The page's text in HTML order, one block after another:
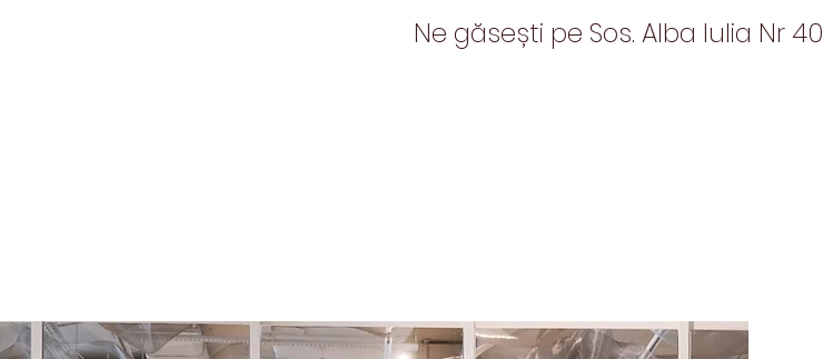
Ne găsești pe Sos. Alba Iulia Nr 40